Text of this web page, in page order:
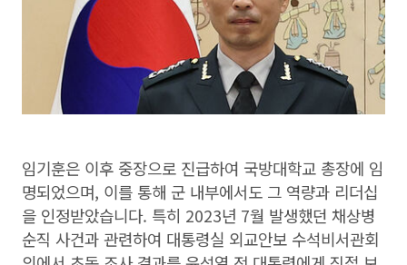
임기훈은 이후 중장으로 진급하여 국방대학교 총장에 임
명되었으며, 이를 통해 군 내부에서도 그 역량과 리더십
을 인정받았습니다. 특히 2023년 7월 발생했던 채상병
순직 사건과 관련하여 대통령실 외교안보 수석비서관회